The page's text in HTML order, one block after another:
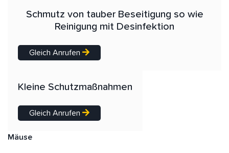
Schmutz von tauber Beseitigung so wie
Reinigung mit Desinfektion
Gleich Anrufen
Kleine Schutzmaßnahmen
Gleich Anrufen
Mäuse